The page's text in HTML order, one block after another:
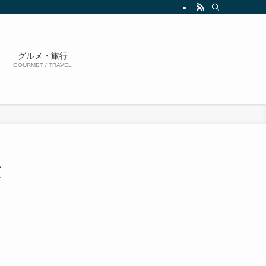
グルメ・旅行
GOURMET / TRAVEL